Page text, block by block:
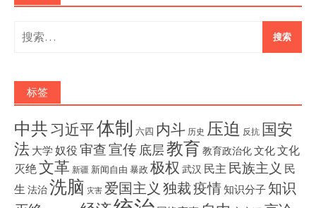
搜
索：
标签
中共习近平体制 六四 内斗 历史 压迫 反抗 国安
法 大学 奴役 审查宣传底层教育 教育政治化文化文化
灭绝文革 新疆 新闻自由 暴政 极权 武汉 民主 民族主义 民
生 法治洗脑 灾害 爱国主义 独裁疫情知识分子 知识